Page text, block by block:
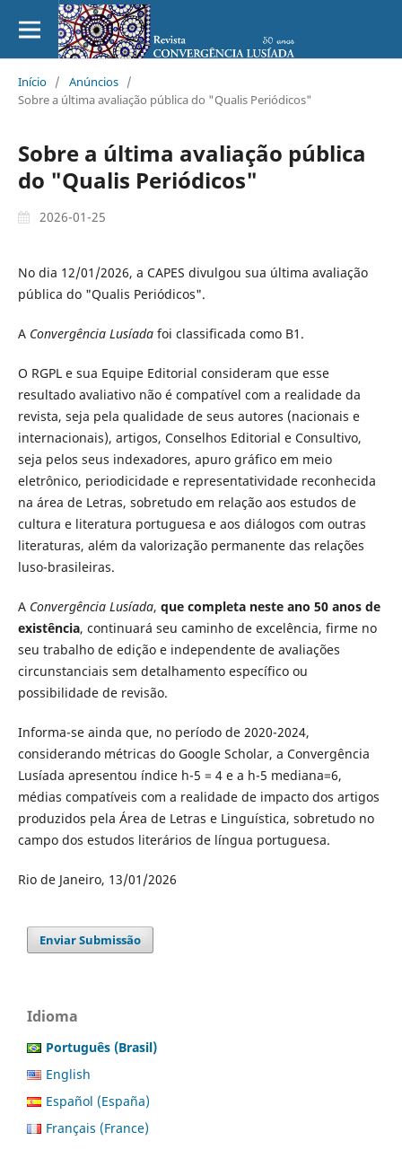
Início / Anúncios /
Sobre a última avaliação pública do "Qualis Periódicos"
Sobre a última avaliação pública
do "Qualis Periódicos"
2026-01-25
No dia 12/01/2026, a CAPES divulgou sua última avaliação
pública do "Qualis Periódicos".
AConvergência Lusíadafoi classificada como B1.
O RGPL e sua Equipe Editorial consideram que esse
resultado avaliativo não é compatível com a realidade da
revista, seja pela qualidade de seus autores (nacionais e
internacionais), artigos, Conselhos Editorial e Consultivo,
seja pelos seus indexadores, apuro gráfico em meio
eletrônico, periodicidade e representatividade reconhecida
na área de Letras, sobretudo em relação aos estudos de
cultura e literatura portuguesa e aos diálogos com outras
literaturas, além da valorização permanente das relações
luso-brasileiras.
A Convergência Lusíada, que completa neste ano 50 anos de
existência, continuará seu caminho de excelência, firme no
seu trabalho de edição e independente de avaliações
circunstanciais sem detalhamento específico ou
possibilidade de revisão.
Informa-se ainda que, no período de 2020-2024,
considerando métricas do Google Scholar, a Convergência
Lusíada apresentou índice h-5 = 4 e a h-5 mediana=6,
médias compatíveis com a realidade de impacto dos artigos
produzidos pela Área de Letras e Linguística, sobretudo no
campo dos estudos literários de língua portuguesa.
Rio de Janeiro, 13/01/2026
Enviar Submissão
Idioma
Português (Brasil)
English
Español (España)
Français (France)